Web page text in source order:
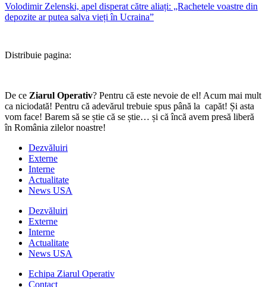
Volodimir Zelenski, apel disperat către aliați: „Rachetele voastre din
depozite ar putea salva vieți în Ucraina”
Distribuie pagina:
De ce Ziarul Operativ? Pentru că este nevoie de el! Acum mai mult
ca niciodată! Pentru că adevărul trebuie spus până la capăt! Și asta
vom face! Barem să se știe că se știe… și că încă avem presă liberă
în România zilelor noastre!
Dezvăluiri
Externe
Interne
Actualitate
News USA
Dezvăluiri
Externe
Interne
Actualitate
News USA
Echipa Ziarul Operativ
Contact